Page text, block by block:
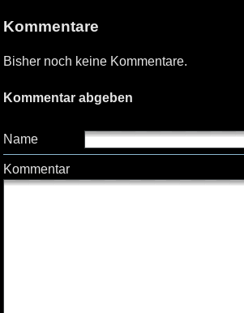
Kommentare
Bisher noch keine Kommentare.
Kommentar abgeben
Name
Kommentar